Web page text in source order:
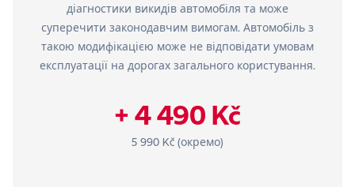
діагностики викидів автомобіля та може
суперечити законодавчим вимогам. Автомобіль з
такою модифікацією може не відповідати умовам
експлуатації на дорогах загального користування.
+ 4 490 Kč
5 990 Kč (окремо)